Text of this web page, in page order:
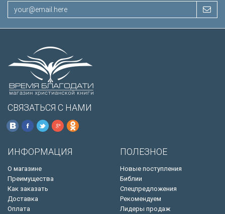
СВЯЗАТЬСЯ С НАМИ
ИНФОРМАЦИЯ
О магазине
Преимущества
Как заказать
Доставка
Оплата
ПОЛЕЗНОЕ
Новые поступления
Библии
Спецпредложения
Рекомендуем
Лидеры продаж